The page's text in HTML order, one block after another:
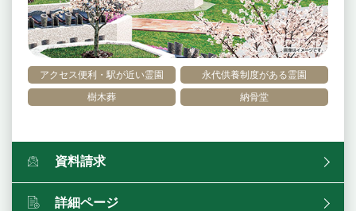
アクセス便利・駅が近い霊園
永代供養制度がある霊園
樹木葬
納骨堂
資料請求
詳細ページ